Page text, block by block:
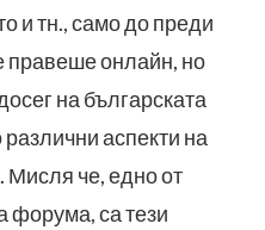
и тн., само до преди
правеше онлайн, но
на българската
аспекти на
Мисля че, едно от
форума, са тези